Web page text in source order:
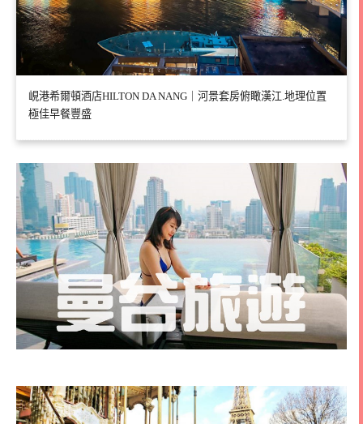
峴港希爾頓酒店HILTON DA NANG｜河景套房俯瞰漢江.地理位置
極佳早餐豐盛